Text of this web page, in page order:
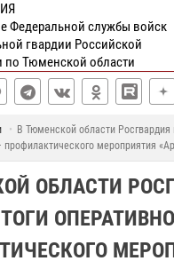
Федеральной службы войск
гвардии Российской
по Тюменской области
В Тюменской области Росгвардия
профилактического мероприятия
ОБЛАСТИ